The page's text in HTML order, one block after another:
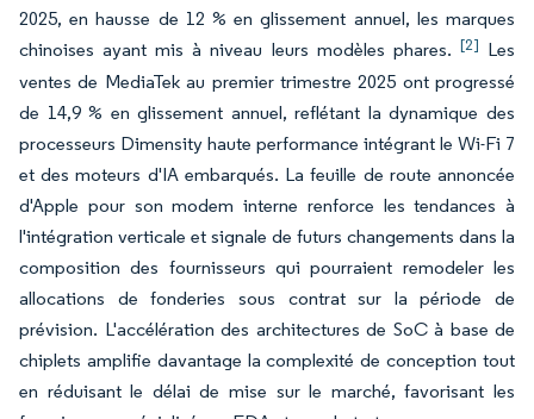
2025, en hausse de 12 % en glissement annuel, les marques
chinoises ayant mis à niveau leurs modèles phares. [2] Les
ventes de MediaTek au premier trimestre 2025 ont progressé
de 14,9 % en glissement annuel, reflétant la dynamique des
processeurs Dimensity haute performance intégrant le Wi-Fi 7
et des moteurs d'IA embarqués. La feuille de route annoncée
d'Apple pour son modem interne renforce les tendances à
l'intégration verticale et signale de futurs changements dans la
composition des fournisseurs qui pourraient remodeler les
allocations de fonderies sous contrat sur la période de
prévision. L'accélération des architectures de SoC à base de
chiplets amplifie davantage la complexité de conception tout
en réduisant le délai de mise sur le marché, favorisant les